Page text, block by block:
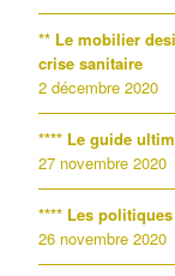
** Le mobilier
crise sanitaire
2 décembre 2020
**** Le guide
27 novembre 2020
**** Les
26 novembre 2020